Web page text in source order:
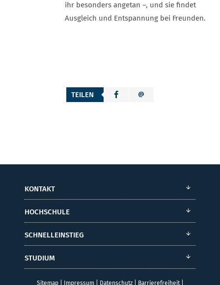
ihr besonders angetan –, und sie findet
Ausgleich und Entspannung bei Freunden.
TEILEN
KONTAKT
HOCHSCHULE
SCHNELLEINSTIEG
STUDIUM
Sitemap| Impressum| Datenschutz| Barrierefreiheit|